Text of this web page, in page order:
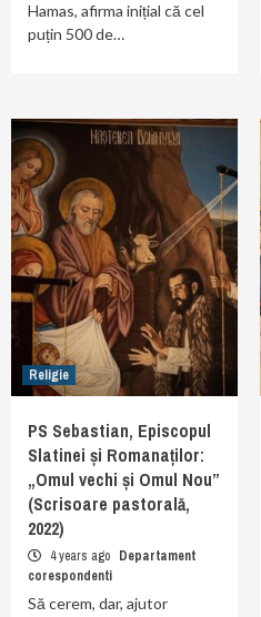
Hamas, afirma inițial că cel
puțin 500 de…
Religie
PS Sebastian, Episcopul
Slatinei și Romanaților:
„Omul vechi și Omul Nou”
(Scrisoare pastorală,
2022)
4 years ago Departament
corespondenti
Să cerem, dar, ajutor